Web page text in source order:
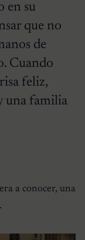
en su
que no
de
Cuando
feliz,
una familia
a conocer, una